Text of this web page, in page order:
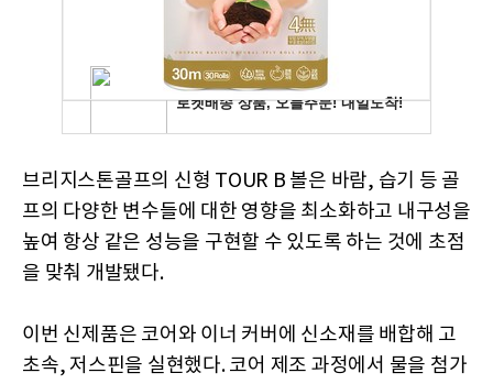
브리지스톤골프의 신형 TOUR B 볼은 바람, 습기 등 골
프의 다양한 변수들에 대한 영향을 최소화하고 내구성을
높여 항상 같은 성능을 구현할 수 있도록 하는 것에 초점
을 맞춰 개발됐다.
이번 신제품은 코어와 이너 커버에 신소재를 배합해 고
초속, 저스핀을 실현했다. 코어 제조 과정에서 물을 첨가